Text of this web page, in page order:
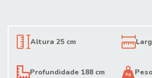
Altura 25 cm
Profundidade 188 cm